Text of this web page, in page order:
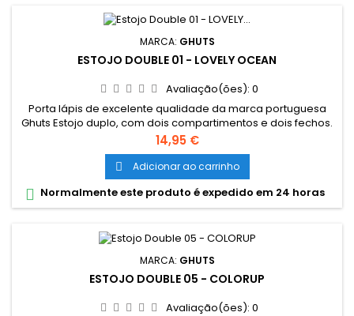
MARCA: GHUTS
ESTOJO DOUBLE 01 - LOVELY OCEAN
Avaliação(ões): 0
Porta lápis de excelente qualidade da marca portuguesa
Ghuts Estojo duplo, com dois compartimentos e dois fechos.
Dimensões: 20,5 x 9,5 x 8 cm Características: Polyester 600D;
Fechos e cursor certificados YKK
Preço
14,95 €
 Adicionar ao carrinho
 Normalmente este produto é expedido em 24 horas
MARCA: GHUTS
ESTOJO DOUBLE 05 - COLORUP
Avaliação(ões): 0